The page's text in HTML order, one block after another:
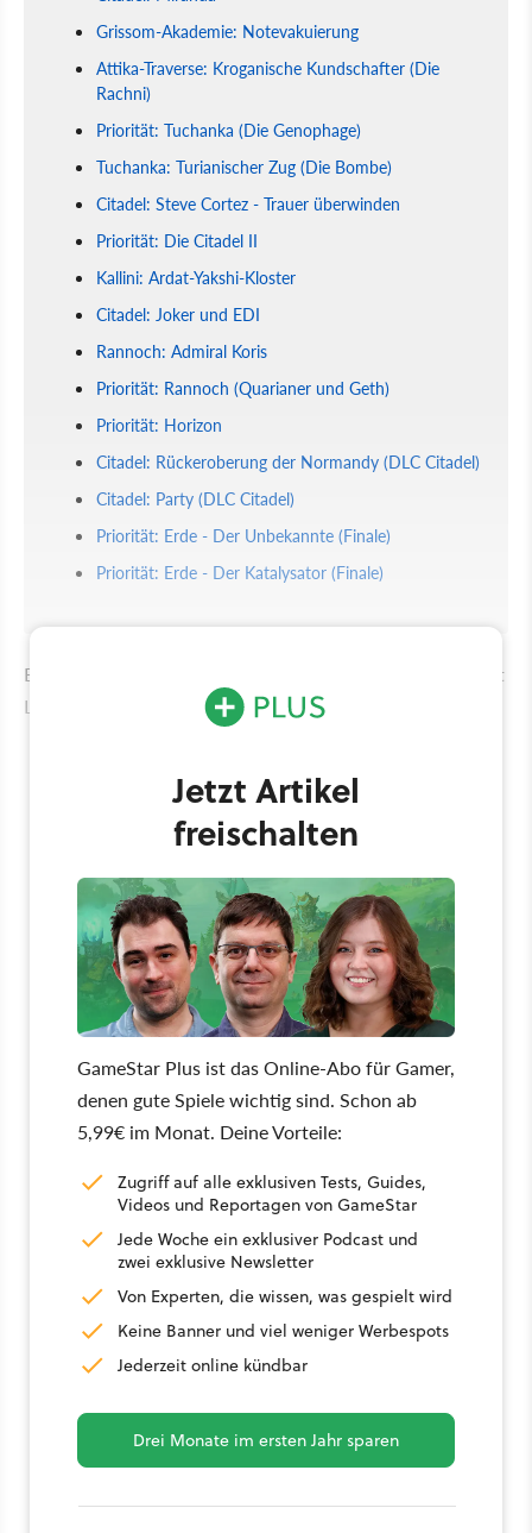
Grissom-Akademie: Notevakuierung
Attika-Traverse: Kroganische Kundschafter (Die
Rachni)
Priorität: Tuchanka (Die Genophage)
Tuchanka: Turianischer Zug (Die Bombe)
Citadel: Steve Cortez - Trauer überwinden
Priorität: Die Citadel II
Kallini: Ardat-Yakshi-Kloster
Citadel: Joker und EDI
Rannoch: Admiral Koris
Priorität: Rannoch (Quarianer und Geth)
Priorität: Horizon
Citadel: Rückeroberung der Normandy (DLC Citadel)
Citadel: Party (DLC Citadel)
Priorität: Erde - Der Unbekannte (Finale)
Priorität: Erde - Der Katalysator (Finale)
Einen separaten Guide für alle Romanzen der Mass: Effect
Legendary Edition haben wir übrigens auch für euch:
Jetzt Artikel
freischalten
GameStar Plus ist das Online-Abo für Gamer,
denen gute Spiele wichtig sind. Schon ab
5,99€ im Monat. Deine Vorteile:
Zugriff auf alle exklusiven Tests, Guides,
Videos und Reportagen von GameStar
Jede Woche ein exklusiver Podcast und
zwei exklusive Newsletter
Von Experten, die wissen, was gespielt wird
Keine Banner und viel weniger Werbespots
Jederzeit online kündbar
Drei Monate im ersten Jahr sparen